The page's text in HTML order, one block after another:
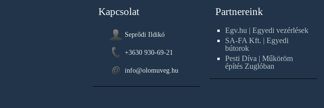
Kapcsolat
Seprődi Ildikó
+3630 930-69-21
info@olomuveg.hu
Partnereink
Egv.hu | Egyedi vezérlések
SA-FA Kft. | Egyedi
bútorok
Pesti Díva | Műköröm
építés Zuglóban